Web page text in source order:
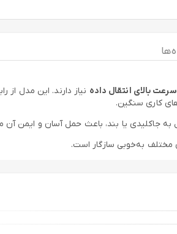
ها
سرعت بالای انتقال داده نیاز دارند. این مدل از
به جاکلیدی یا بند، باعث حمل آسان و ایمن